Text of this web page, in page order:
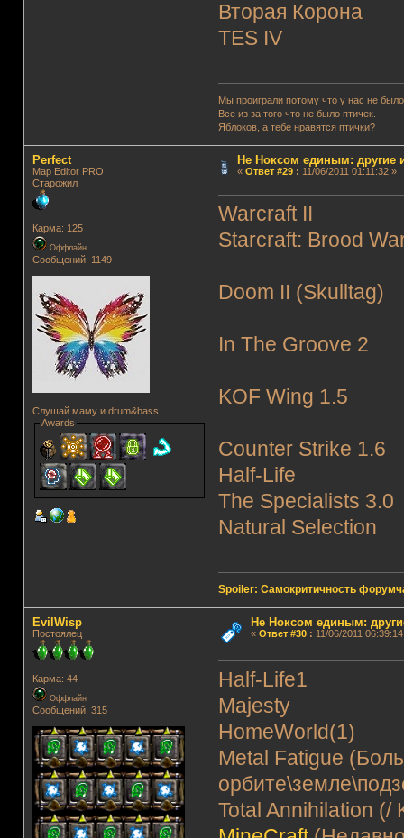
Вторая Корона
TES IV
Мы проиграли потому что у нас не
Все из за того что не было птичек.
Яблоков, а тебе нравятся птички?
Perfect
Map Editor PRO
Старожил
Карма: 125
Оффлайн
Сообщений: 1149
Слушай маму и drum&bass
Awards
Не Ноксом единым: другие
« Ответ #29: 11/06/2011 01:11:32 »
Warcraft II
Starcraft: Brood
Doom II (Skulltag)
In The Groove 2
KOF Wing 1.5
Counter Strike 1.6
Half-Life
The Specialists 3.0
Natural Selection
Spoiler: Самокритичность
EvilWisp
Постоялец
Карма: 44
Оффлайн
Сообщений: 315
Не Ноксом единым:
« Ответ #30: 11/06/2011
Half-Life1
Majesty
HomeWorld(1)
Metal Fatigue
Total Annihilation (/